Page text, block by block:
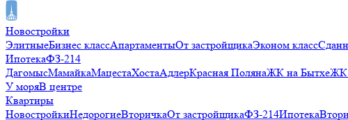
Новостройки
ЭлитныеБизнес классАпартаментыОт застройщикаЭконом класс
ИпотекаФЗ-214
ДагомысМамайкаМацестаХостаАдлерКрасная ПолянаЖК на БытхеЖК
У моряВ центре
Квартиры
НовостройкиНедорогиеВторичкаОт застройщикаФЗ-214Ипотека